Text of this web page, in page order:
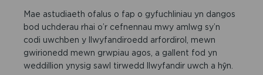
Mae astudiaeth ofalus o fap o gyfuchliniau yn dangos
bod uchderau rhai o’r cefnennau mwy amlwg sy’n
codi uwchben y llwyfandiroedd arfordirol, mewn
gwirionedd mewn grwpiau agos, a gallent fod yn
weddillion ynysig sawl tirwedd llwyfandir uwch a hŷn.